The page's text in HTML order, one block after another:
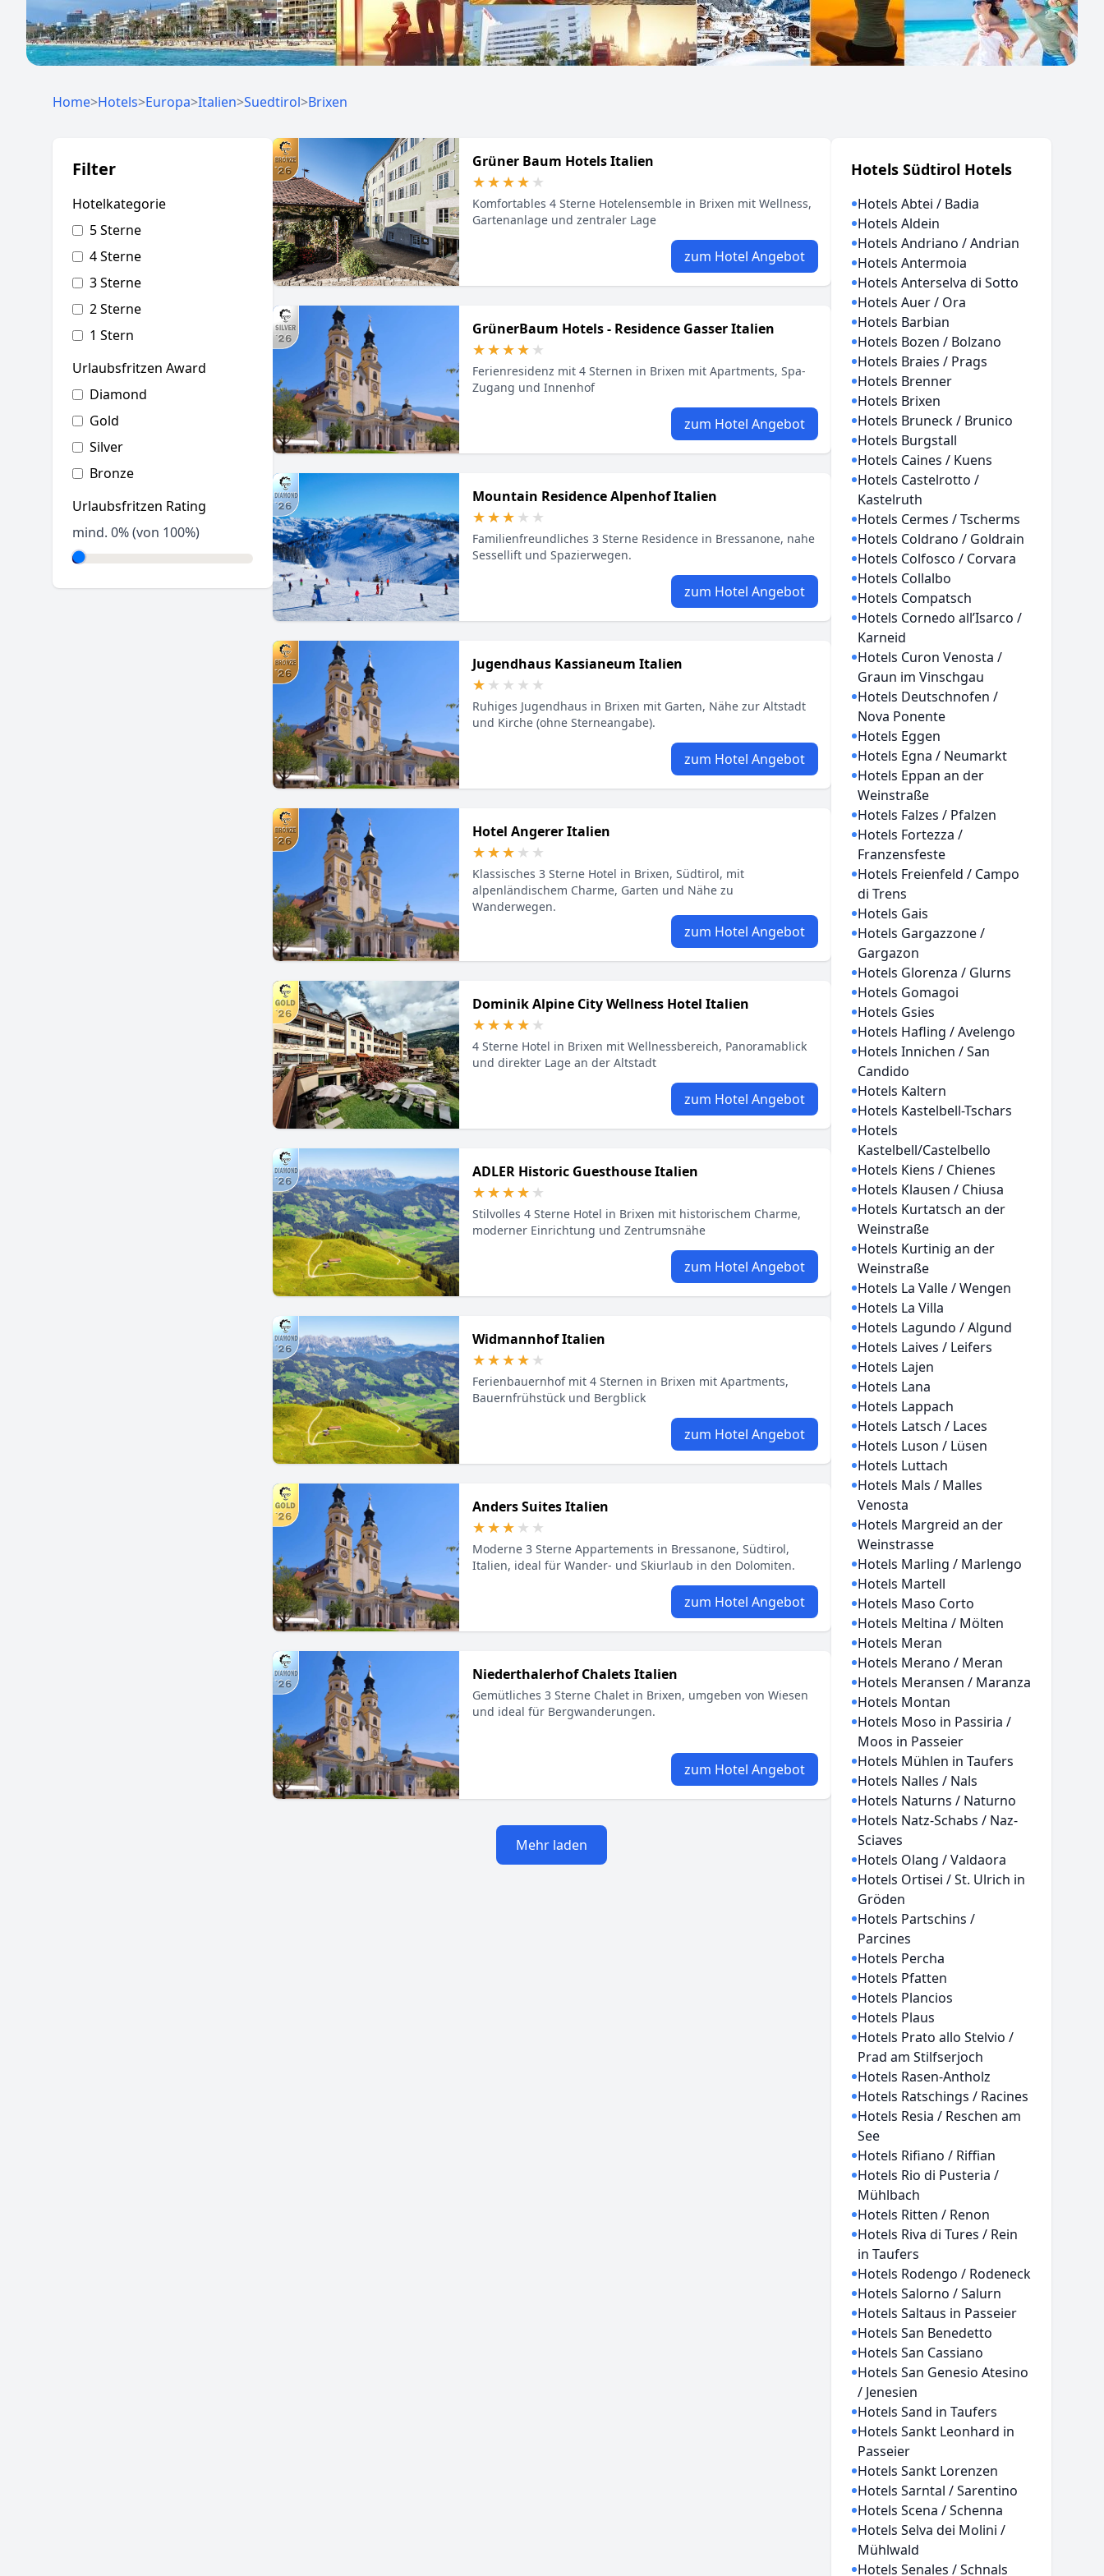
Home>Hotels>Europa>Italien>Suedtirol>Brixen
Filter
Hotelkategorie
5 Sterne
4 Sterne
3 Sterne
2 Sterne
1 Stern
Urlaubsfritzen Award
Diamond
Gold
Silver
Bronze
Urlaubsfritzen Rating
mind. 0% (von 100%)
Grüner Baum Hotels Italien
★★★★★
★★★★★
Komfortables 4 Sterne Hotelensemble in Brixen mit Wellness,
Gartenanlage und zentraler Lage
zum Hotel Angebot
GrünerBaum Hotels - Residence Gasser Italien
★★★★★
★★★★★
Ferienresidenz mit 4 Sternen in Brixen mit Apartments, Spa-
Zugang und Innenhof
zum Hotel Angebot
Mountain Residence Alpenhof Italien
★★★★★
★★★★★
Familienfreundliches 3 Sterne Residence in Bressanone, nahe
Sessellift und Spazierwegen.
zum Hotel Angebot
Jugendhaus Kassianeum Italien
★★★★★
★★★★★
Ruhiges Jugendhaus in Brixen mit Garten, Nähe zur Altstadt
und Kirche (ohne Sterneangabe).
zum Hotel Angebot
Hotel Angerer Italien
★★★★★
★★★★★
Klassisches 3 Sterne Hotel in Brixen, Südtirol, mit
alpenländischem Charme, Garten und Nähe zu
Wanderwegen.
zum Hotel Angebot
Dominik Alpine City Wellness Hotel Italien
★★★★★
★★★★★
4 Sterne Hotel in Brixen mit Wellnessbereich, Panoramablick
und direkter Lage an der Altstadt
zum Hotel Angebot
ADLER Historic Guesthouse Italien
★★★★★
★★★★★
Stilvolles 4 Sterne Hotel in Brixen mit historischem Charme,
moderner Einrichtung und Zentrumsnähe
zum Hotel Angebot
Widmannhof Italien
★★★★★
★★★★★
Ferienbauernhof mit 4 Sternen in Brixen mit Apartments,
Bauernfrühstück und Bergblick
zum Hotel Angebot
Anders Suites Italien
★★★★★
★★★★★
Moderne 3 Sterne Appartements in Bressanone, Südtirol,
Italien, ideal für Wander- und Skiurlaub in den Dolomiten.
zum Hotel Angebot
Niederthalerhof Chalets Italien
Gemütliches 3 Sterne Chalet in Brixen, umgeben von Wiesen
und ideal für Bergwanderungen.
zum Hotel Angebot
Mehr laden
Hotels Südtirol Hotels
Hotels Abtei / Badia
Hotels Aldein
Hotels Andriano / Andrian
Hotels Antermoia
Hotels Anterselva di Sotto
Hotels Auer / Ora
Hotels Barbian
Hotels Bozen / Bolzano
Hotels Braies / Prags
Hotels Brenner
Hotels Brixen
Hotels Bruneck / Brunico
Hotels Burgstall
Hotels Caines / Kuens
Hotels Castelrotto /
Kastelruth
Hotels Cermes / Tscherms
Hotels Coldrano / Goldrain
Hotels Colfosco / Corvara
Hotels Collalbo
Hotels Compatsch
Hotels Cornedo all’Isarco /
Karneid
Hotels Curon Venosta /
Graun im Vinschgau
Hotels Deutschnofen /
Nova Ponente
Hotels Eggen
Hotels Egna / Neumarkt
Hotels Eppan an der
Weinstraße
Hotels Falzes / Pfalzen
Hotels Fortezza /
Franzensfeste
Hotels Freienfeld / Campo
di Trens
Hotels Gais
Hotels Gargazzone /
Gargazon
Hotels Glorenza / Glurns
Hotels Gomagoi
Hotels Gsies
Hotels Hafling / Avelengo
Hotels Innichen / San
Candido
Hotels Kaltern
Hotels Kastelbell-Tschars
Hotels
Kastelbell/Castelbello
Hotels Kiens / Chienes
Hotels Klausen / Chiusa
Hotels Kurtatsch an der
Weinstraße
Hotels Kurtinig an der
Weinstraße
Hotels La Valle / Wengen
Hotels La Villa
Hotels Lagundo / Algund
Hotels Laives / Leifers
Hotels Lajen
Hotels Lana
Hotels Lappach
Hotels Latsch / Laces
Hotels Luson / Lüsen
Hotels Luttach
Hotels Mals / Malles
Venosta
Hotels Margreid an der
Weinstrasse
Hotels Marling / Marlengo
Hotels Martell
Hotels Maso Corto
Hotels Meltina / Mölten
Hotels Meran
Hotels Merano / Meran
Hotels Meransen / Maranza
Hotels Montan
Hotels Moso in Passiria /
Moos in Passeier
Hotels Mühlen in Taufers
Hotels Nalles / Nals
Hotels Naturns / Naturno
Hotels Natz-Schabs / Naz-
Sciaves
Hotels Olang / Valdaora
Hotels Ortisei / St. Ulrich in
Gröden
Hotels Partschins /
Parcines
Hotels Percha
Hotels Pfatten
Hotels Plancios
Hotels Plaus
Hotels Prato allo Stelvio /
Prad am Stilfserjoch
Hotels Rasen-Antholz
Hotels Ratschings / Racines
Hotels Resia / Reschen am
See
Hotels Rifiano / Riffian
Hotels Rio di Pusteria /
Mühlbach
Hotels Ritten / Renon
Hotels Riva di Tures / Rein
in Taufers
Hotels Rodengo / Rodeneck
Hotels Salorno / Salurn
Hotels Saltaus in Passeier
Hotels San Benedetto
Hotels San Cassiano
Hotels San Genesio Atesino
/ Jenesien
Hotels Sand in Taufers
Hotels Sankt Leonhard in
Passeier
Hotels Sankt Lorenzen
Hotels Sarntal / Sarentino
Hotels Scena / Schenna
Hotels Selva dei Molini /
Mühlwald
Hotels Senales / Schnals